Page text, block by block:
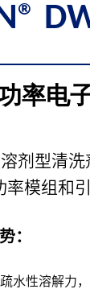
率电
溶剂型清
模组和
：
水性溶解力